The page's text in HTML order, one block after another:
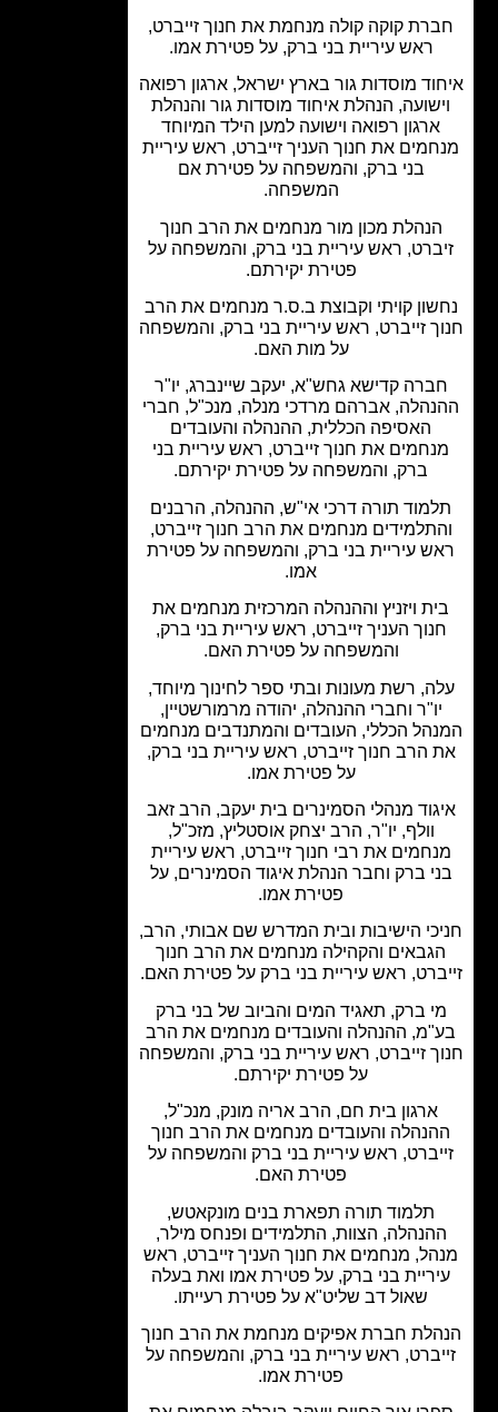
קוקה קולה מנחמת את חנוך זייברט,
ראש עיריית בני ברק, על פטירת אמו.
מוסדות גור בארץ ישראל, ארגון רפואה
הנהלת איחוד מוסדות גור והנהלת
ארגון רפואה וישועה למען הילד המיוחד
את חנוך העניך זייברט, ראש עיריית
בני ברק, והמשפחה על פטירת אם
המשפחה.
מכון מור מנחמים את הרב חנוך
ראש עיריית בני ברק, והמשפחה על
פטירת יקירתם.
קויתי וקבוצת ב.ס.ר מנחמים את הרב
זייברט, ראש עיריית בני ברק, והמשפחה
על מות האם.
קדישא גחש"א, יעקב שיינברג, יו"ר
אברהם מרדכי מנלה, מנכ"ל, חברי
האסיפה הכללית, ההנהלה והעובדים
את חנוך זייברט, ראש עיריית בני
ברק, והמשפחה על פטירת יקירתם.
תורה דרכי אי"ש, ההנהלה, הרבנים
מנחמים את הרב חנוך זייברט,
עיריית בני ברק, והמשפחה על פטירת
ויזניץ וההנהלה המרכזית מנחמים את
העניך זייברט, ראש עיריית בני ברק,
והמשפחה על פטירת האם.
רשת מעונות ובתי ספר לחינוך מיוחד,
וחברי ההנהלה, יהודה מרמורשטיין,
הכללי, העובדים והמתנדבים מנחמים
הרב חנוך זייברט, ראש עיריית בני ברק,
על פטירת אמו.
מנהלי הסמינרים בית יעקב, הרב זאב
וולף, יו"ר, הרב יצחק אוסטליץ, מזכ"ל,
את רבי חנוך זייברט, ראש עיריית
ברק וחבר הנהלת איגוד הסמינרים, על
פטירת אמו.
הישיבות ובית המדרש שם אבותי, הרב,
והקהילה מנחמים את הרב חנוך
ראש עיריית בני ברק על פטירת האם.
ברק, תאגיד המים והביוב של בני ברק
ההנהלה והעובדים מנחמים את הרב
זייברט, ראש עיריית בני ברק, והמשפחה
על פטירת יקירתם.
ארגון בית חם, הרב אריה מונק, מנכ"ל,
והעובדים מנחמים את הרב חנוך
ראש עיריית בני ברק והמשפחה על
פטירת האם.
תלמוד תורה תפארת בנים מונקאטש,
הצוות, התלמידים ופנחס מילר,
מנחמים את חנוך העניך זייברט, ראש
בני ברק, על פטירת אמו ואת בעלה
שאול דב שליט"א על פטירת רעייתו.
חברת אפיקים מנחמת את הרב חנוך
ראש עיריית בני ברק, והמשפחה על
פטירת אמו.